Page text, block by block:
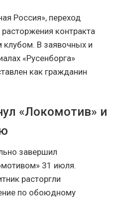
Россия», переход
контракта
В заявочных и
«Русенборга»
как гражданин
«Локомотив» и
завершил
31 июля.
расторгли
по обоюдному